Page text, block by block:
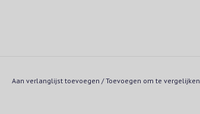
Aan verlanglijst toevoegen /Toevoegen om te vergelijken